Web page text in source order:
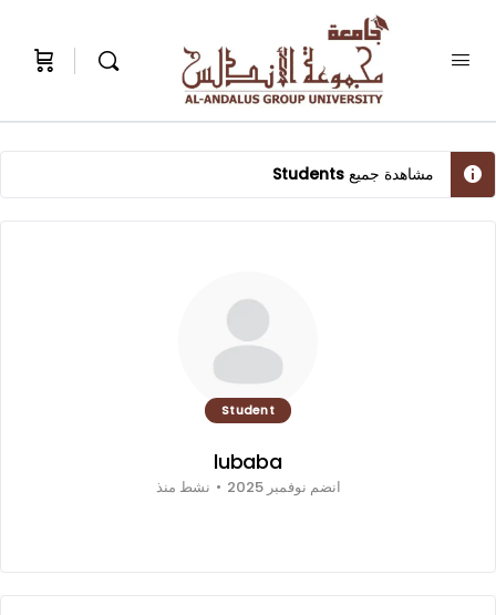
مشاهدة جميع Students
Student
lubaba
انضم نوفمبر 2025 • نشط منذ